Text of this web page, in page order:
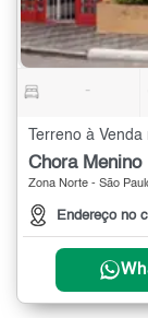
-
Terreno à
Chora Menino
Zona Norte - São
Endereço no